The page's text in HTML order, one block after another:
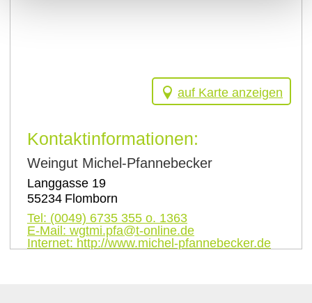
auf Karte anzeigen
Kontaktinformationen:
Weingut Michel-Pfannebecker
Langgasse 19
55234 Flomborn
Tel: (0049) 6735 355 o. 1363
E-Mail: wgtmi.pfa@t-online.de
Internet: http://www.michel-pfannebecker.de